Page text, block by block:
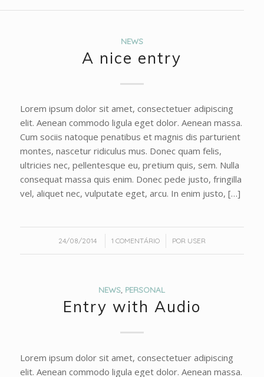
NEWS
A nice entry
Lorem ipsum dolor sit amet, consectetuer adipiscing
elit. Aenean commodo ligula eget dolor. Aenean massa.
Cum sociis natoque penatibus et magnis dis parturient
montes, nascetur ridiculus mus. Donec quam felis,
ultricies nec, pellentesque eu, pretium quis, sem. Nulla
consequat massa quis enim. Donec pede justo, fringilla
vel, aliquet nec, vulputate eget, arcu. In enim justo, […]
24/08/2014
/ 1 COMENTÁRIO
/ POR USER
NEWS, PERSONAL
Entry with Audio
Lorem ipsum dolor sit amet, consectetuer adipiscing
elit. Aenean commodo ligula eget dolor. Aenean massa.